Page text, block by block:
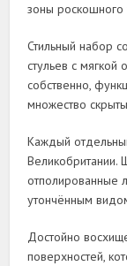
зоны роскошного
Стильный набор
стульев с
собственно,
множество
Каждый
Великобритании.
отполированные
утончённым
Достойно
поверхностей,